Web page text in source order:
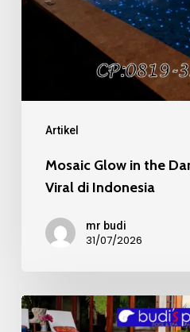
Artikel
Kolam
Renang
Mosaic Glow in the
Viral di Indonesia
mr budi
31/07/2026
Mosaic